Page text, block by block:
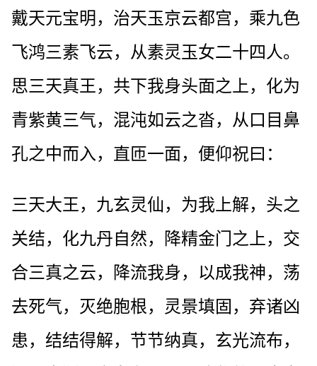
戴天元宝明，治天玉京云都宫，乘九色
飞鸿三素飞云，从素灵玉女二十四人。
思三天真王，共下我身头面之上，化为
青紫黄三气，混沌如云之沓，从口目鼻
孔之中而入，直匝一面，便仰祝曰：
三天大王，九玄灵仙，为我上解，头之
关结，化九丹自然，降精金门之上，交
合三真之云，降流我身，以成我神，荡
去死气，灭绝胞根，灵景填固，弃诸凶
患，结结得解，节节纳真，玄光流布，